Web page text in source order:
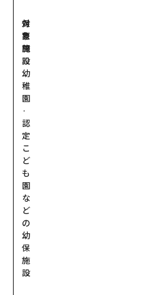
対
象
施
設
保
育
聞
·
幼
稚
園
·
認
定
こ
ど
も
園
な
ど
の
幼
保
施
設